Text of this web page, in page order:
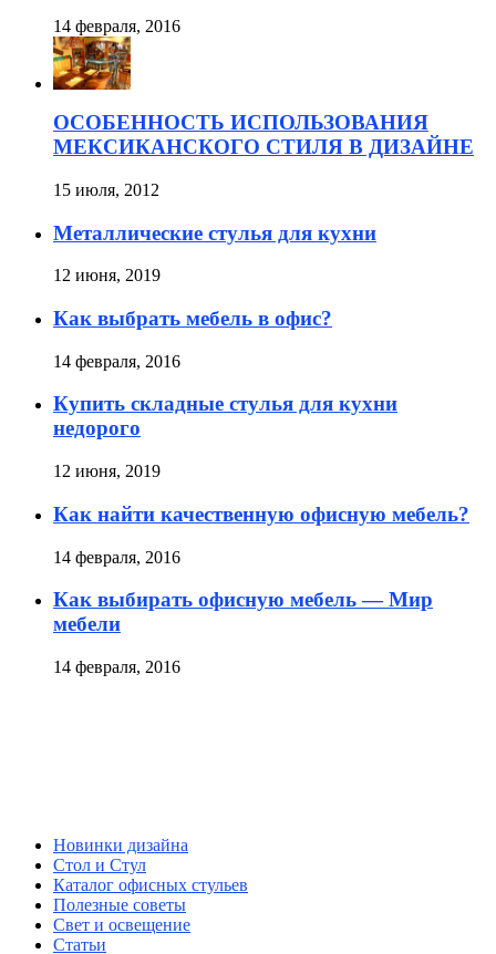
14 февраля, 2016
ОСОБЕННОСТЬ ИСПОЛЬЗОВАНИЯ
МЕКСИКАНСКОГО СТИЛЯ В ДИЗАЙНЕ
15 июля, 2012
Металлические стулья для кухни
12 июня, 2019
Как выбрать мебель в офис?
14 февраля, 2016
Купить складные стулья для кухни
недорого
12 июня, 2019
Как найти качественную офисную мебель?
14 февраля, 2016
Как выбирать офисную мебель — Мир
мебели
14 февраля, 2016
Новинки дизайна
Стол и Стул
Каталог офисных стульев
Полезные советы
Свет и освещение
Статьи